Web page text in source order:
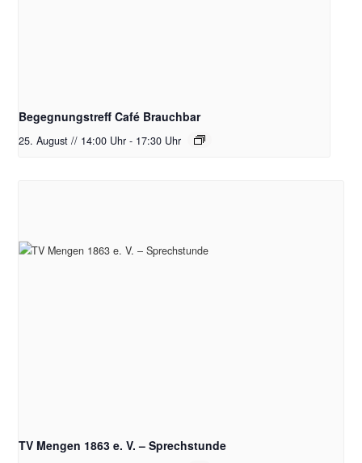
Begegnungstreff Café Brauchbar
25. August // 14:00 Uhr - 17:30 Uhr
TV Mengen 1863 e. V. – Sprechstunde